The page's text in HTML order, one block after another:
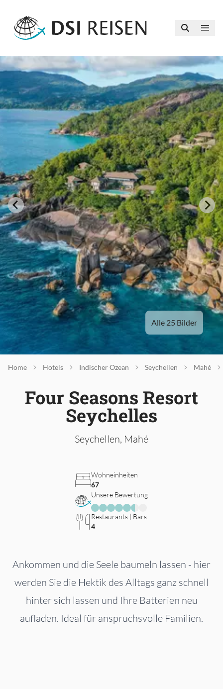
Alle 25 Bilder
Home Hotels Indischer Ozean Seychellen Mahé
Four Seasons Resort
Seychelles
Seychellen, Mahé
Wohneinheiten
67
Unsere Bewertung
Restaurants | Bars
4
Ankommen und die Seele baumeln lassen - hier
werden Sie die Hektik des Alltags ganz schnell
hinter sich lassen und Ihre Batterien neu
aufladen. Ideal für anspruchsvolle Familien.